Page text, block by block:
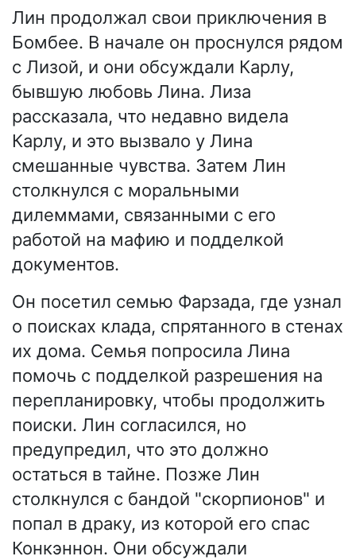
Лин продолжал свои приключения в
Бомбее. В начале он проснулся рядом
с Лизой, и они обсуждали Карлу,
бывшую любовь Лина. Лиза
рассказала, что недавно видела
Карлу, и это вызвало у Лина
смешанные чувства. Затем Лин
столкнулся с моральными
дилеммами, связанными с его
работой на мафию и подделкой
документов.
Он посетил семью Фарзада, где узнал
о поисках клада, спрятанного в стенах
их дома. Семья попросила Лина
помочь с подделкой разрешения на
перепланировку, чтобы продолжить
поиски. Лин согласился, но
предупредил, что это должно
остаться в тайне. Позже Лин
столкнулся с бандой "скорпионов" и
попал в драку, из которой его спас
Конкэннон. Они обсуждали